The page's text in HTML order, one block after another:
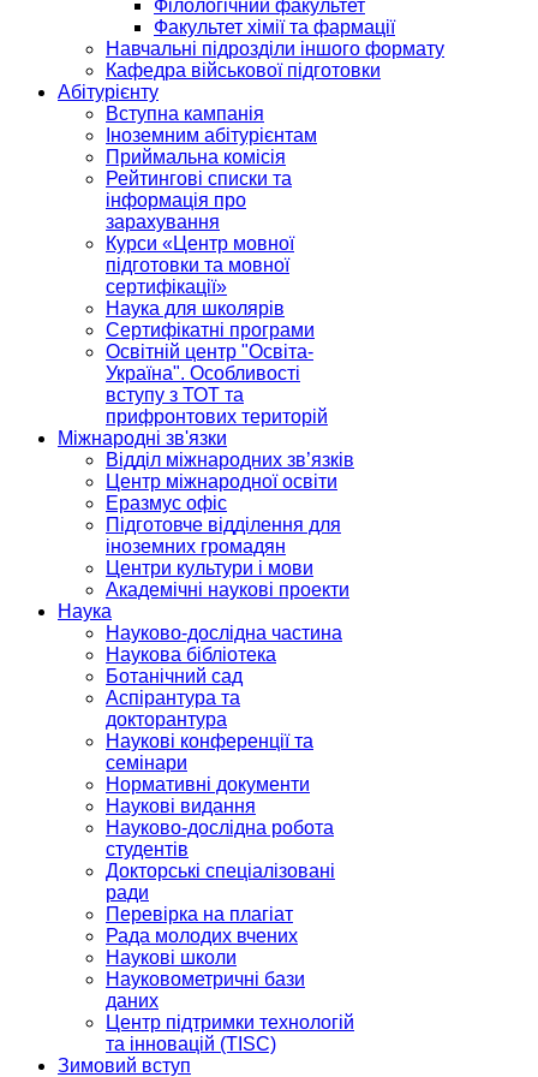
Філологічний факультет
Факультет хімії та фармації
Навчальні підрозділи іншого формату
Кафедра військової підготовки
Абітурієнту
Вступна кампанія
Іноземним абітурієнтам
Приймальна комісія
Рейтингові списки та
інформація про
зарахування
Курси «Центр мовної
підготовки та мовної
сертифікації»
Наука для школярів
Сертифікатні програми
Освітній центр "Освіта-
Україна". Особливості
вступу з ТОТ та
прифронтових територій
Міжнародні зв'язки
Відділ міжнародних зв’язків
Центр міжнародної освіти
Еразмус офіс
Підготовче відділення для
іноземних громадян
Центри культури і мови
Академічні наукові проекти
Наука
Науково-дослідна частина
Наукова бібліотека
Ботанічний сад
Аспірантура та
докторантура
Наукові конференції та
семінари
Нормативні документи
Наукові видання
Науково-дослідна робота
студентів
Докторські спеціалізовані
ради
Перевірка на плагіат
Рада молодих вчених
Наукові школи
Науковометричні бази
даних
Центр підтримки технологій
та інновацій (TISC)
Зимовий вступ